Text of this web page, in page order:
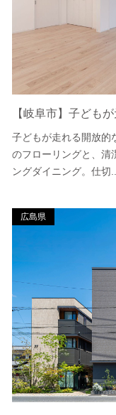
【岐阜市】子ども
子どもが走れる開放的
のフローリングと、清
ングダイニング。仕切...
広島県